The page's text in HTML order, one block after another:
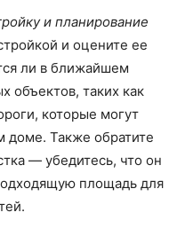
и планирование
и оцените ее
ли в ближайшем
объектов, таких как
которые могут
доме. Также обратите
— убедитесь, что он
площадь для